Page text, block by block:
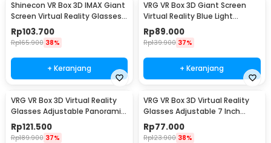
Shinecon VR Box 3D IMAX Giant
Screen Virtual Reality Glasses -
SC-G06A
Rp103.700
Rp165.900 38%
+ Keranjang
VRG VR Box 3D Giant Screen
Virtual Reality Blue Light
Glasses - Pro-X7
Rp89.000
Rp139.900 37%
+ Keranjang
VRG VR Box 3D Virtual Reality
Glasses Adjustable Panoramic
AR HD - Q8
Rp121.500
Rp189.900 37%
VRG VR Box 3D Virtual Reality
Glasses Adjustable 7 Inch
Smartphone - PRO
Rp77.000
Rp123.900 38%